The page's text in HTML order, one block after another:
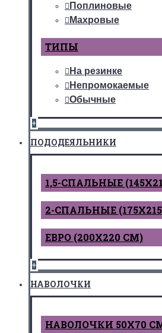
Поплиновые
Махровые
ТИПЫ
На резинке
Непромокаемые
Обычные
+
ПОДОДЕЯЛЬНИКИ
1,5-СПАЛЬНЫЕ
2-СПАЛЬНЫЕ
ЕВРО (200Х220 СМ)
+
НАВОЛОЧКИ
НАВОЛОЧКИ 50Х70